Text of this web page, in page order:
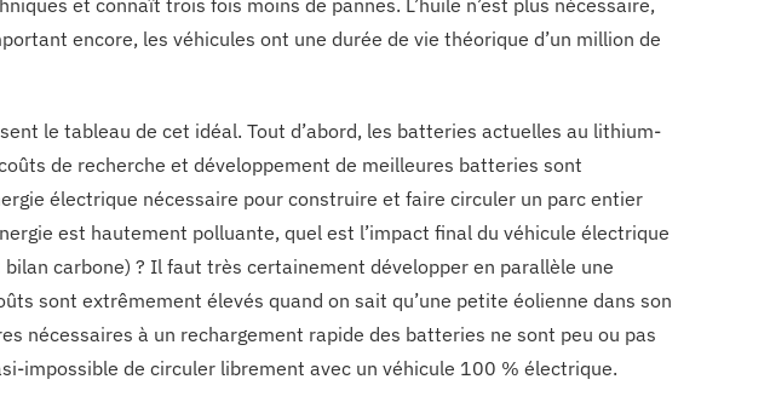
et connaît trois fois moins de pannes. L’huile n’est plus nécessaire,
encore, les véhicules ont une durée de vie théorique d’un million de
le tableau de cet idéal. Tout d’abord, les batteries actuelles au lithium-
de recherche et développement de meilleures batteries sont
électrique nécessaire pour construire et faire circuler un parc entier
est hautement polluante, quel est l’impact final du véhicule électrique
carbone) ? Il faut très certainement développer en parallèle une
sont extrêmement élevés quand on sait qu’une petite éolienne dans son
nécessaires à un rechargement rapide des batteries ne sont peu ou pas
impossible de circuler librement avec un véhicule 100 % électrique.